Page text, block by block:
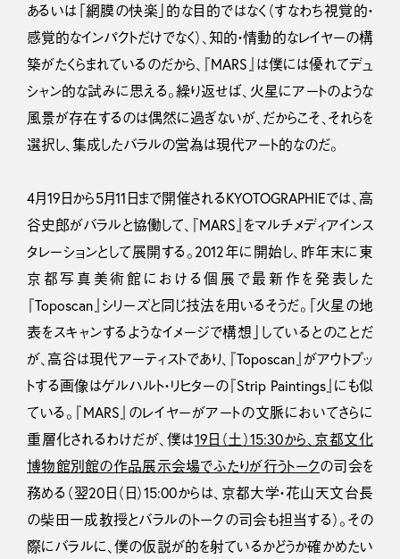
あるいは「網膜の快楽」的な目的ではなく（すなわち視覚的・
感覚的なインパクトだけでなく）、知的・情動的なレイヤーの構
築がたくらまれているのだから、『MARS』は僕には優れてデュ
シャン的な試みに思える。繰り返せば、火星にアートのような
風景が存在するのは偶然に過ぎないが、だからこそ、それらを
選択し、集成したバラルの営為は現代アート的なのだ。
4月19日から5月11日まで開催されるKYOTOGRAPHIEでは、高
谷史郎がバラルと協働して、『MARS』をマルチメディアインス
タレーションとして展開する。2012年に開始し、昨年末に東
京都写真美術館における個展で最新作を発表した
『Toposcan』シリーズと同じ技法を用いるそうだ。「火星の地
表をスキャンするようなイメージで構想」しているとのことだ
が、高谷は現代アーティストであり、『Toposcan』がアウトプッ
トする画像はゲルハルト・リヒターの『Strip Paintings』にも似
ている。『MARS』のレイヤーがアートの文脈においてさらに
重層化されるわけだが、僕は19日（土）15:30から、京都文化
博物館別館の作品展示会場でふたりが行うトークの司会を
務める（翌20日（日）15:00からは、京都大学・花山天文台長
の柴田一成教授とバラルのトークの司会も担当する）。その
際にバラルに、僕の仮説が的を射ているかどうか確かめたい